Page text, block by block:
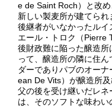
e de Saint Roch）と改
新しい製麦所が建てられ
後継者がいなかったル
エール・トロク（Pierre
後財政難に陥った醸造
って、醸造所の隣に住
ダーでありパブのオー
ean De Vits）が醸造所
父の後を受け継いだレネ
は、そのソフトな味わ